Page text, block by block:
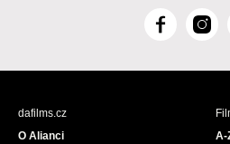
F
c
I
s
dafilms.cz
O Alianci
A-